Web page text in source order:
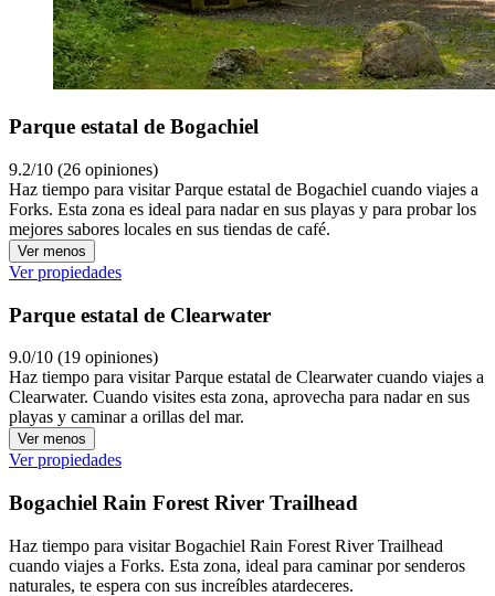
Parque estatal de Bogachiel
9.2/10 (26 opiniones)
Haz tiempo para visitar Parque estatal de Bogachiel cuando viajes a
Forks. Esta zona es ideal para nadar en sus playas y para probar los
mejores sabores locales en sus tiendas de café.
Ver menos
Ver propiedades
Parque estatal de Clearwater
9.0/10 (19 opiniones)
Haz tiempo para visitar Parque estatal de Clearwater cuando viajes a
Clearwater. Cuando visites esta zona, aprovecha para nadar en sus
playas y caminar a orillas del mar.
Ver menos
Ver propiedades
Bogachiel Rain Forest River Trailhead
Haz tiempo para visitar Bogachiel Rain Forest River Trailhead
cuando viajes a Forks. Esta zona, ideal para caminar por senderos
naturales, te espera con sus increíbles atardeceres.